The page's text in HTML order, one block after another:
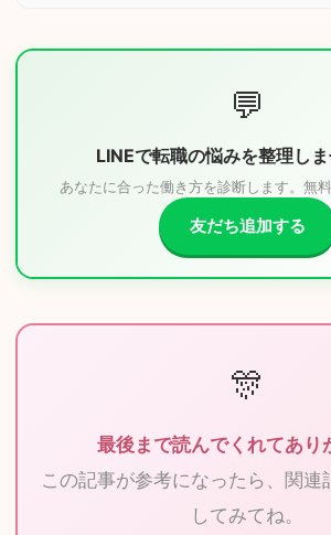
💬
LINEで転職の悩みを整理し
あなたに合った働き方を診断します。無
友だち追加する
🎊
最後まで読んでくれてあり
この記事が参考になったら、関連
してみてね。